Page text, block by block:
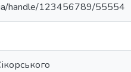
handle/123456789/55554